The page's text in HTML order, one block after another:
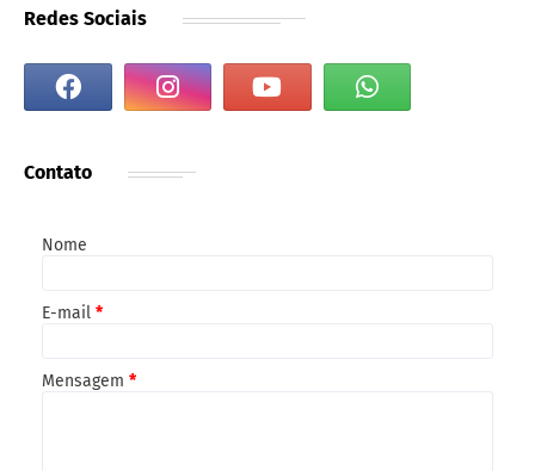
Redes Sociais
Contato
Nome
E-mail *
Mensagem *